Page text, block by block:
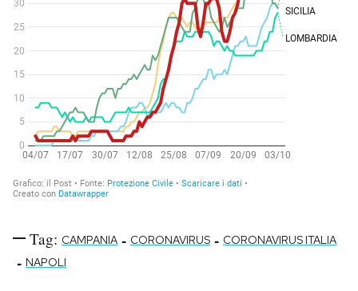
Tag: CAMPANIA - CORONAVIRUS - CORONAVIRUS ITALIA
- NAPOLI